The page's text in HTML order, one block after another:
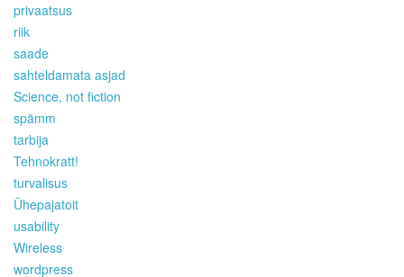
privaatsus
riik
saade
sahteldamata asjad
Science, not fiction
spämm
tarbija
Tehnokratt!
turvalisus
Ühepajatoit
usability
Wireless
wordpress